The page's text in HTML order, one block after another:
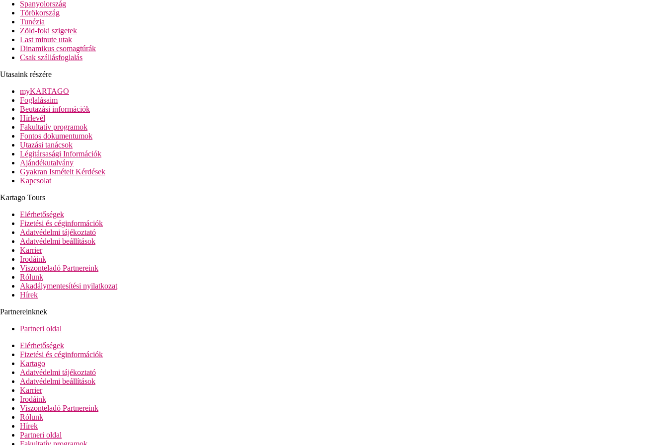
távolság a tengerparttól: kb. 400 m (egy aluljáron keresztül közelíthető meg)
távolság a repülőtértől: kb. 100 km
távolság a központtól: kb. 2 km (Türkler), kb. 20 km (Alanya)
távolság a vásárlási lehetőségektől: kb. 100 m
Szobák felszereltsége
Szobák
légkondicionáló
telefon, SAT-TV
Wi-Fi ingyenesen
széf
minibár
tea/kávéfőző
fürdőszoba (fürdőkád vagy zuhanyozó, hajszárító, WC)
balkon vagy terasz
További fogllaható szobatípusok
egyágyas szobák
tengerre néző szobák
egyágyas tengerre néző szobák
Superior-szobák - tágasabbak
Superior-szobák - tágasabbak, tengerre nézők
villák - a földszinten, 2 hálószoba, kijárattal a külön közös medencéhet
villák - 2 hálószoba, az emeleten helyezkednek el, a külön közös medencéhez egy lépcsőn lehet lejutni
Családi-chaletek - a kertben, a faépületekben helyezkedenk el, 2 hálószoba
Duplex-családi szobák - kétszintesek, 1 hálószoba az emeleten
Duplex-családi szobák - kétszintesek, 1 hálószoba az emeleten, tengerre nézők
Swim-up-családi szobák -tágasabbak, közvetlen kijárattal a medencéhez
családi szobák - a gyerekeknek emeletes ágy
családi szobák - 2 hálószoba, a gyerekeknek emeletes ágy
Kids-szobák - 2 felnőtt és 2 geyrmek részére foglalhatók
hall recepcióval
4 a'la carte-étterem (olasz, mexikói, tenger gyümölcsei, mediterrán, előzetes foglalással, térítés ellenében)
lobby-bár
10 bár
snack-bár
kávézó
Wi-Fi az egész szállodában ingyenesen
diszkó
TV-sarok
kis szupermarket
fodrászat
Spanyolország
Törökország
Tunézia
Zöld-foki szigetek
Last minute utak
Dinamikus csomagtúrák
Csak szállásfoglalás
Utasaink részére
myKARTAGO
Foglalásaim
Beutazási információk
Hírlevél
Fakultatív programok
Fontos dokumentumok
Utazási tanácsok
Légitársasági Információk
Ajándékutalvány
Gyakran Ismételt Kérdések
Kapcsolat
Kartago Tours
Elérhetőségek
Fizetési és céginformációk
Adatvédelmi tájékoztató
Adatvédelmi beállítások
Karrier
Irodáink
Viszonteladó Partnereink
Rólunk
Akadálymentesítési nyilatkozat
Hírek
Partnereinknek
Partneri oldal
Elérhetőségek
Fizetési és céginformációk
Kartago
Adatvédelmi tájékoztató
Adatvédelmi beállítások
Karrier
Irodáink
Viszonteladó Partnereink
Rólunk
Hírek
Partneri oldal